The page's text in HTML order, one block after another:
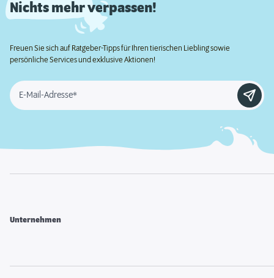
Nichts mehr verpassen!
Freuen Sie sich auf Ratgeber-Tipps für Ihren tierischen Liebling sowie
persönliche Services und exklusive Aktionen!
E-Mail-Adresse*
Unternehmen